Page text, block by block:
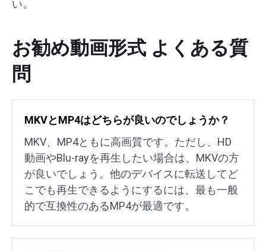
い。
お勧め動画形式 よくある質
問
MKVとMP4はどちらが良いのでしょうか？
MKV、MP4ともに高画質です。ただし、HD
動画やBlu-rayを再生したい場合は、MKVの方
が良いでしょう。他のデバイスに転送してど
こでも再生できるようにするには、最も一般
的で互換性のあるMP4が最適です。